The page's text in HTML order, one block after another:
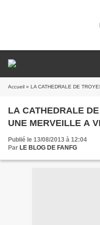
Accueil » LA CATHEDRALE DE TROYES!!!!!
LA CATHEDRALE
UNE MERVEILLE A
Publié le 13/08/2013 à 12:04
Par LE BLOG DE FANFG